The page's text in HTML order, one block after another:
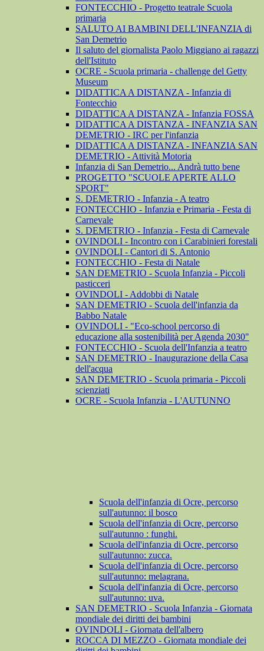
FONTECCHIO - Progetto teatrale Scuola
primaria
SALUTO AI BAMBINI DELL'INFANZIA di
San Demetrio
Il saluto del giornalista Paolo Miggiano ai ragazzi
dell'Istituto
OCRE - Scuola primaria - challenge del Getty
Museum
DIDATTICA A DISTANZA - Infanzia di
Fontecchio
DIDATTICA A DISTANZA - Infanzia FOSSA
DIDATTICA A DISTANZA - INFANZIA SAN
DEMETRIO - IRC per l'infanzia
DIDATTICA A DISTANZA - INFANZIA SAN
DEMETRIO - Attività Motoria
Infanzia di San Demetrio... Andrà tutto bene
PROGETTO "SCUOLE APERTE ALLO
SPORT"
S. DEMETRIO - Infanzia - A teatro
FONTECCHIO - Infanzia e Primaria - Festa di
Carnevale
S. DEMETRIO - Infanzia - Festa di Carnevale
OVINDOLI - Incontro con i Carabinieri forestali
OVINDOLI - Cantori di S. Antonio
FONTECCHIO - Festa di Natale
SAN DEMETRIO - Scuola Infanzia - Piccoli
pasticceri
OVINDOLI - Addobbi di Natale
SAN DEMETRIO - Scuola dell'infanzia da
Babbo Natale
OVINDOLI - "Eco-school percorso di
educazione alla sostenibilità per Agenda 2030"
FONTECCHIO - Scuola dell'Infanzia a teatro
SAN DEMETRIO - Inaugurazione della Casa
dell'acqua
SAN DEMETRIO - Scuola primaria - Piccoli
scienziati
OCRE - Scuola Infanzia - L'AUTUNNO
Scuola dell'infanzia di Ocre, percorso
sull'autunno: il bosco
Scuola dell'infanzia di Ocre, percorso
sull'autunno : funghi.
Scuola dell'infanzia di Ocre, percorso
sull'autunno: zucca.
Scuola dell'infanzia di Ocre, percorso
sull'autunno: melagrana.
Scuola dell'infanzia di Ocre, percorso
sull'autunno: uva.
SAN DEMETRIO - Scuola Infanzia - Giornata
mondiale dei diritti dei bambini
OVINDOLI - Giornata dell'albero
ROCCA DI MEZZO - Giornata mondiale dei